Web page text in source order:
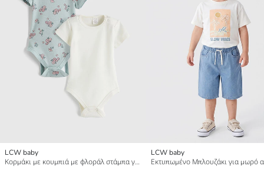
LCW baby
Κορμάκι με κουμπιά με φλοράλ στάμπα για μωρό κορίτσι 2 τεμάχια
LCW baby
Εκτυπωμένο Μπλουζάκι για μωρό